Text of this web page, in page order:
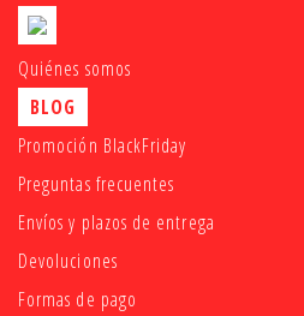
Quiénes somos
BLOG
Promoción BlackFriday
Preguntas frecuentes
Envíos y plazos de entrega
Devoluciones
Formas de pago